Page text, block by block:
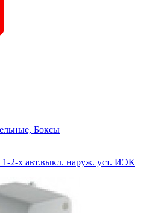
Боксы
2-х авт.выкл. наруж. уст. ИЭК